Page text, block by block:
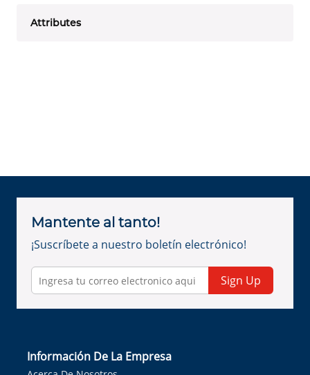
Attributes
Mantente al tanto!
¡Suscríbete a nuestro boletín electrónico!
Sign Up
Información De La Empresa